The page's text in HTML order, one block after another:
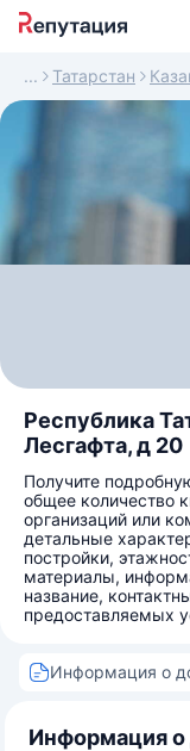
Татарстан
Республика
Лесгафта, д 20
Получите
общее количество
организаций или
детальные
постройки,
материалы,
название,
предоставляемых
Информация о
Информация